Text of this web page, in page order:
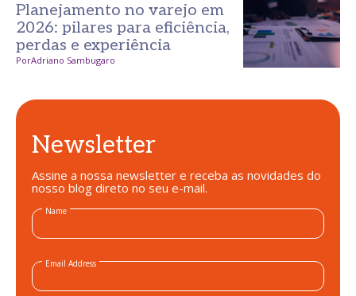
Planejamento no varejo em
2026: pilares para eficiência,
perdas e experiência
PorAdriano Sambugaro
Newsletter
Assine a nossa newsletter e receba as novidades do
nosso blog direto no seu e-mail.
Name
Email Address